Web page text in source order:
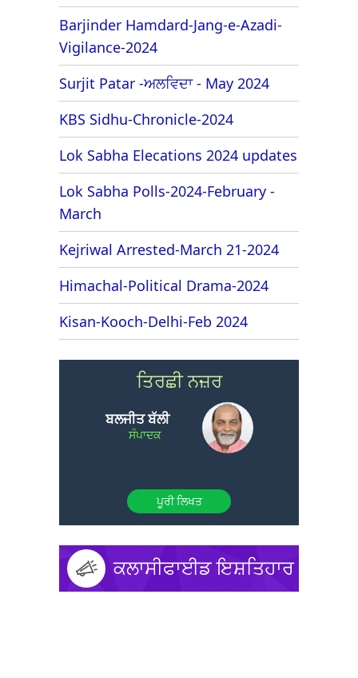
Barjinder Hamdard-Jang-e-Azadi-
Vigilance-2024
Surjit Patar -ਅਲਵਿਦਾ - May 2024
KBS Sidhu-Chronicle-2024
Lok Sabha Elecations 2024 updates
Lok Sabha Polls-2024-February -
March
Kejriwal Arrested-March 21-2024
Himachal-Political Drama-2024
Kisan-Kooch-Delhi-Feb 2024
ਤਿਰਛੀ ਨਜ਼ਰ
ਬਲਜੀਤ ਬੱਲੀ
ਸੰਪਾਦਕ
ਪੂਰੀ ਲਿਖਤ
ਕਲਾਸੀਫਾਈਡ ਇਸ਼ਤਿਹਾਰ